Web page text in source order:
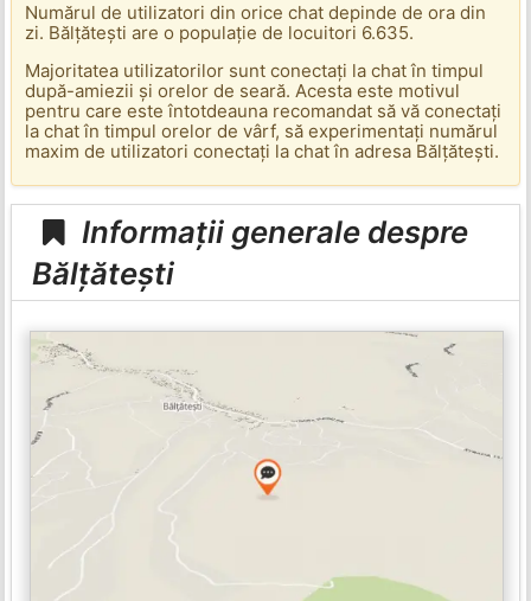
Numărul de utilizatori din orice chat depinde de ora din
zi. Bălțătești are o populație de locuitori 6.635.
Majoritatea utilizatorilor sunt conectați la chat în timpul
după-amiezii și orelor de seară. Acesta este motivul
pentru care este întotdeauna recomandat să vă conectați
la chat în timpul orelor de vârf, să experimentați numărul
maxim de utilizatori conectați la chat în adresa Bălțătești.
Informații generale despre
Bălțătești